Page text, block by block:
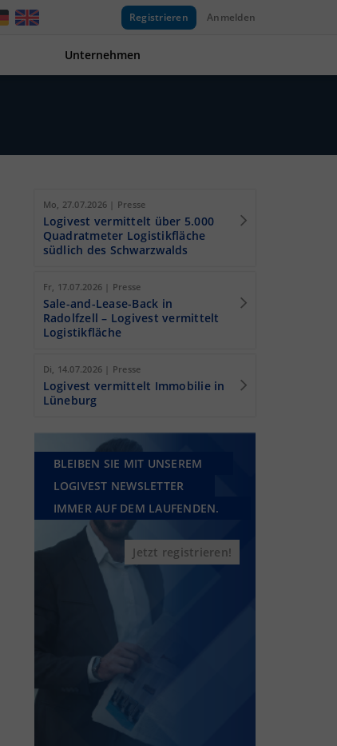
Registrieren Anmelden
Unternehmen
Mo, 27.07.2026 | Presse
Logivest vermittelt über 5.000
Quadratmeter Logistikfläche
südlich des Schwarzwalds
Fr, 17.07.2026 | Presse
Sale-and-Lease-Back in
Radolfzell – Logivest vermittelt
Logistikfläche
Di, 14.07.2026 | Presse
Logivest vermittelt Immobilie in
Lüneburg
BLEIBEN SIE MIT UNSEREM
LOGIVEST NEWSLETTER
IMMER AUF DEM LAUFENDEN.
Jetzt registrieren!